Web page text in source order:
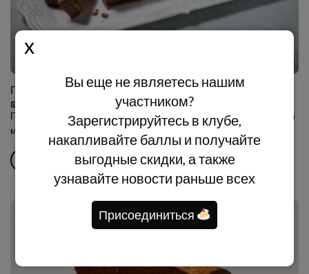
Пирожное бахуша Кинг Соломон
₪
Пирожное из воздушного риса, орехов пекан, шоколада и карамели в
молочной шоколадной глазури
В КОРЗИНУ
Вы еще не являетесь нашим
участником?
Зарегистрируйтесь в клубе,
накапливайте баллы и получайте
выгодные скидки, а также
узнавайте новости раньше всех
Присоединиться